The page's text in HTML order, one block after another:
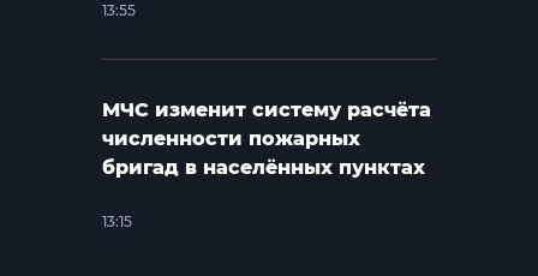
13:55
МЧС изменит систему расчёта
численности пожарных
бригад в населённых пунктах
13:15